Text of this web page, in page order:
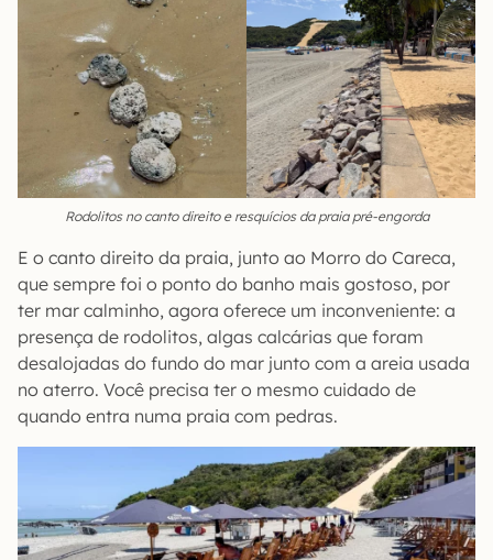
Rodolitos no canto direito e resquícios da praia pré-engorda
E o canto direito da praia, junto ao Morro do Careca,
que sempre foi o ponto do banho mais gostoso, por
ter mar calminho, agora oferece um inconveniente: a
presença de rodolitos, algas calcárias que foram
desalojadas do fundo do mar junto com a areia usada
no aterro. Você precisa ter o mesmo cuidado de
quando entra numa praia com pedras.